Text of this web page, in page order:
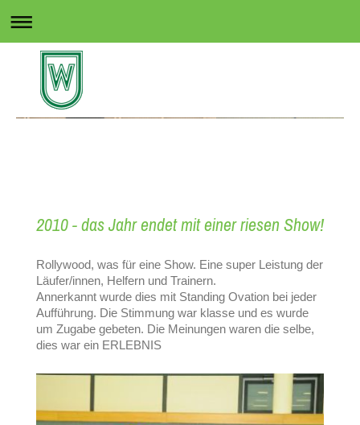
2010 - das Jahr endet mit einer riesen Show!
Rollywood, was für eine Show. Eine super Leistung der
Läufer/innen, Helfern und Trainern.
Annerkannt wurde dies mit Standing Ovation bei jeder
Aufführung. Die Stimmung war klasse und es wurde
um Zugabe gebeten. Die Meinungen waren die selbe,
dies war ein ERLEBNIS